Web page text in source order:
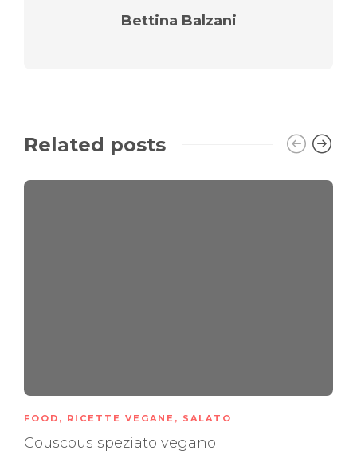
Bettina Balzani
Related posts
FOOD , RICETTE VEGANE , SALATO
Couscous speziato vegano